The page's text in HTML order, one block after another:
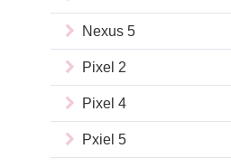
Nexus 5
Pixel 2
Pixel 4
Pxiel 5